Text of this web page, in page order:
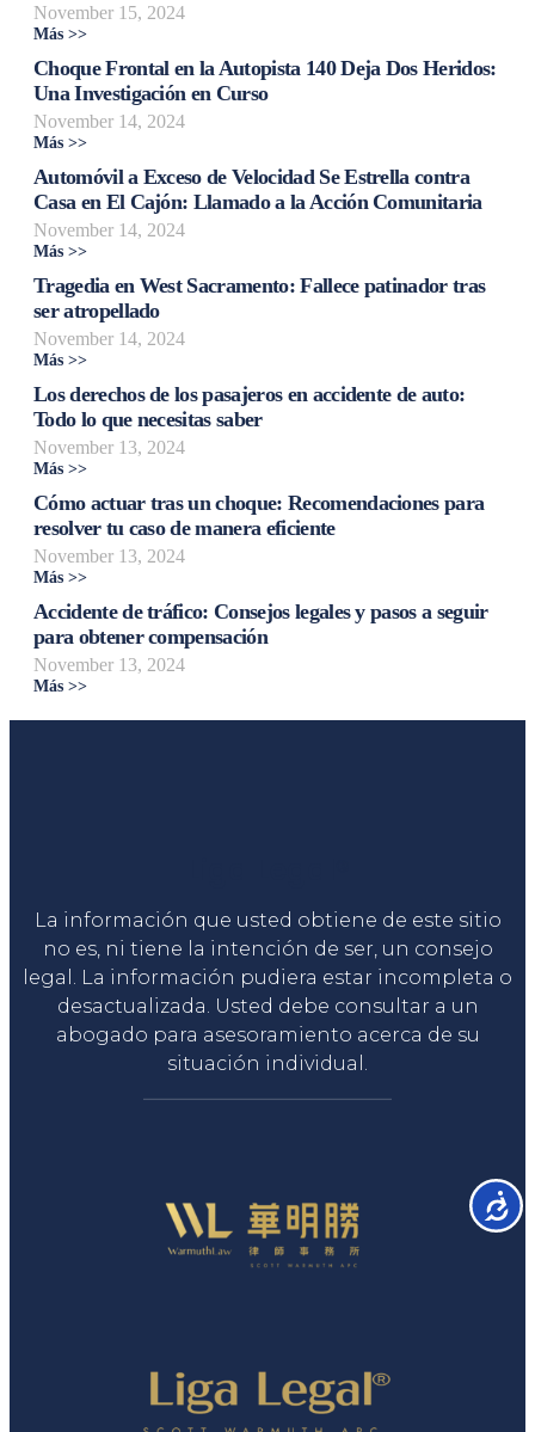
November 15, 2024
Más >>
Choque Frontal en la Autopista 140 Deja Dos Heridos:
Una Investigación en Curso
November 14, 2024
Más >>
Automóvil a Exceso de Velocidad Se Estrella contra
Casa en El Cajón: Llamado a la Acción Comunitaria
November 14, 2024
Más >>
Tragedia en West Sacramento: Fallece patinador tras
ser atropellado
November 14, 2024
Más >>
Los derechos de los pasajeros en accidente de auto:
Todo lo que necesitas saber
November 13, 2024
Más >>
Cómo actuar tras un choque: Recomendaciones para
resolver tu caso de manera eficiente
November 13, 2024
Más >>
Accidente de tráfico: Consejos legales y pasos a seguir
para obtener compensación
November 13, 2024
Más >>
La información que usted obtiene de este sitio
no es, ni tiene la intención de ser, un consejo
legal. La información pudiera estar incompleta o
desactualizada. Usted debe consultar a un
abogado para asesoramiento acerca de su
situación individual.